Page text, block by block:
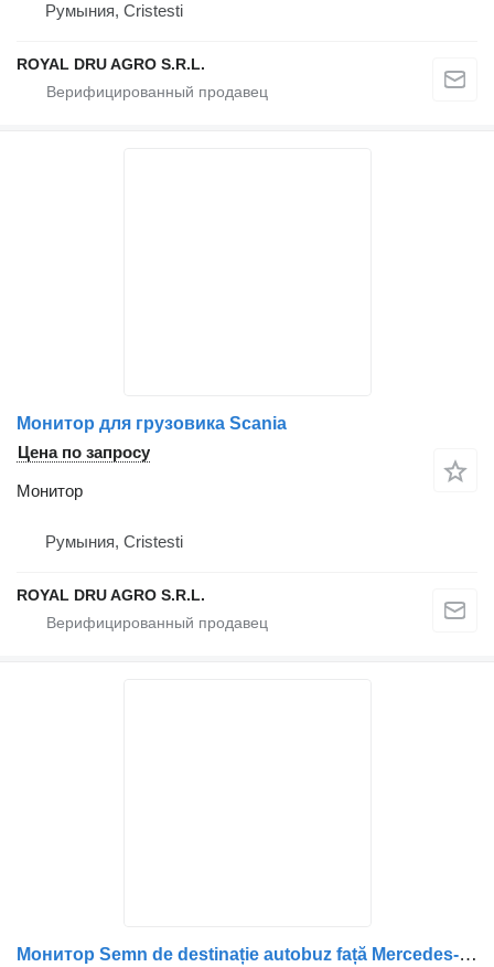
Румыния, Cristesti
ROYAL DRU AGRO S.R.L.
Монитор для грузовика Scania
Цена по запросу
Монитор
Румыния, Cristesti
ROYAL DRU AGRO S.R.L.
Монитор Semn de destinație autobuz față Mercedes-Benz (coduri: A01881054 для грузовика